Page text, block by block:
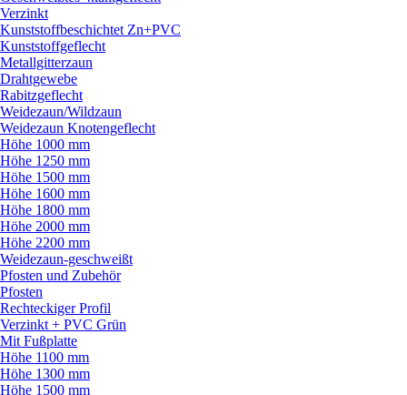
Verzinkt
Kunststoffbeschichtet Zn+PVC
Kunststoffgeflecht
Metallgitterzaun
Drahtgewebe
Rabitzgeflecht
Weidezaun/Wildzaun
Weidezaun Knotengeflecht
Höhe 1000 mm
Höhe 1250 mm
Höhe 1500 mm
Höhe 1600 mm
Höhe 1800 mm
Höhe 2000 mm
Höhe 2200 mm
Weidezaun-geschweißt
Pfosten und Zubehör
Pfosten
Rechteckiger Profil
Verzinkt + PVC Grün
Mit Fußplatte
Höhe 1100 mm
Höhe 1300 mm
Höhe 1500 mm